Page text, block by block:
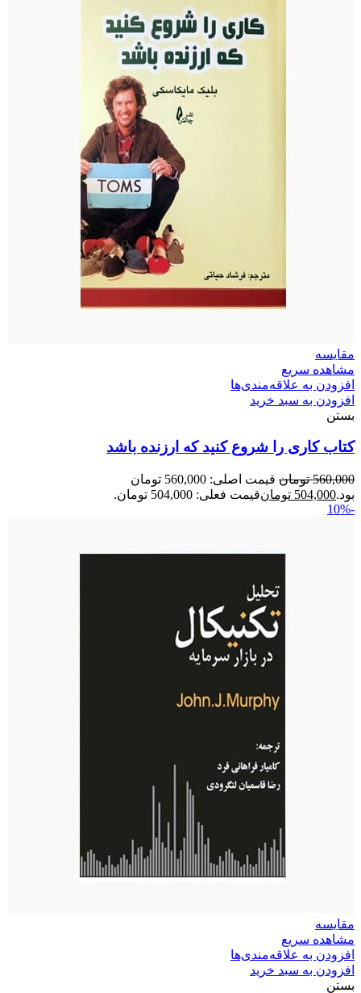
مقایسه
مشاهده سریع
افزودن به علاقه‌مندی‌ها
افزودن به سبد خرید
بستن
کتاب کاری را شروع کنید که ارزنده باشد
560,000 تومان
قیمت اصلی: 560,000 تومان
بود.504,000 تومانقیمت فعلی: 504,000 تومان.
-10%
مقایسه
مشاهده سریع
افزودن به علاقه‌مندی‌ها
افزودن به سبد خرید
بستن